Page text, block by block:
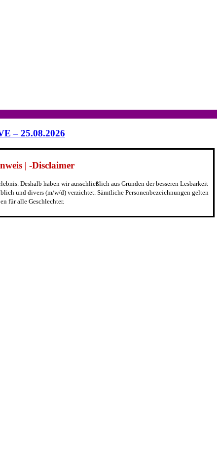
– 25.08.2026
| -Disclaimer
Deshalb haben wir ausschließlich aus Gründen der besseren Lesbarkeit
und divers (m/w/d) verzichtet. Sämtliche Personenbezeichnungen gelten
für alle Geschlechter.